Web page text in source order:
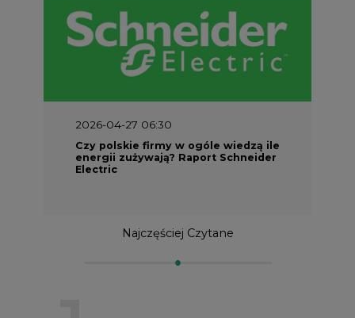
2026-04-27 06:30
Czy polskie firmy w ogóle wiedzą ile
energii zużywają? Raport Schneider
Electric
Najczęściej Czytane